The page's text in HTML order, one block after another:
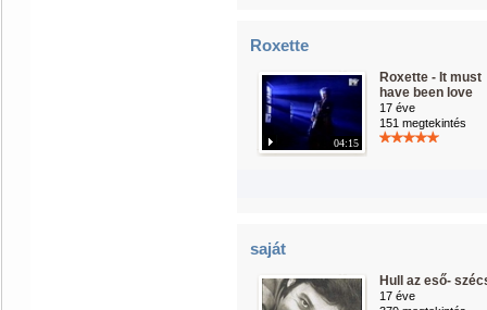
Roxette
04:15
Roxette - It must
have been love
17 éve
151 megtekintés
saját
Hull az eső-
17 éve